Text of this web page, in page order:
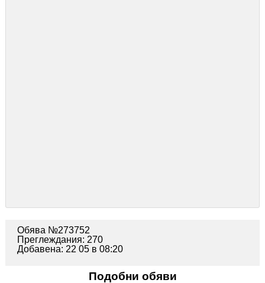
Обява №273752
Преглеждания: 270
Добавена: 22 05 в 08:20
Подобни обяви